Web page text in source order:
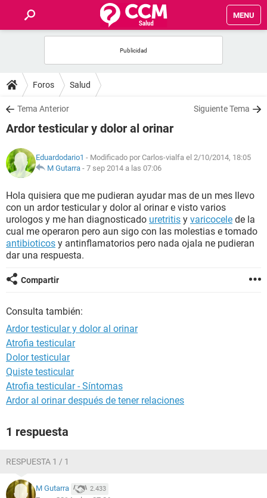
MENU
FOROS
SALUD
NUTRICIÓN
BIENESTAR
SEXUALIDAD
GLOSARIO
Foros Salud
Tema Anterior Siguiente Tema
Ardor testicular y dolor al orinar
Eduardodario1 - Modificado por Carlos-vialfa el 2/10/2014, 18:05
M Gutarra - 7 sep 2014 a las 07:06
Hola quisiera que me pudieran ayudar mas de un mes llevo
con un ardor testicular y dolor al orinar e visto varios
urologos y me han diagnosticado uretritis y varicocele de la
cual me operaron pero aun sigo con las molestias e tomado
antibioticos y antinflamatorios pero nada ojala ne pudieran
dar una respuesta.
Compartir
Consulta también:
Ardor testicular y dolor al orinar
Atrofia testicular
Dolor testicular
Quiste testicular
Atrofia testicular - Síntomas
Ardor al orinar después de tener relaciones
1 respuesta
RESPUESTA 1 / 1
M Gutarra 2.433